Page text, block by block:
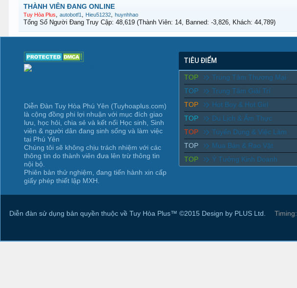
THÀNH VIÊN ĐANG ONLINE
Tuy Hòa Plus,autobotf1 , Hieu51232,huynhhao
Tổng Số Người Đang Truy Cập: 48,619 (Thành Viên: 14, Banned: -3,826, Khách: 44,789)
Diễn Đàn Tuy Hòa Phú Yên (Tuyhoaplus.com)
là cộng đồng phi lợi nhuận với mục đích giao
lưu, học hỏi, chia sẻ và kết nối Học sinh, Sinh
viên & người dân đang sinh sống và làm việc
tại Phú Yên
Chúng tôi sẽ không chịu trách nhiệm với các
thông tin do thành viên đưa lên trừ thông tin
nội bộ.
Phiên bản thử nghiệm, đang tiến hành xin cấp
giấy phép thiết lập MXH.
TIÊU ĐIỂM
TOP
Trung Tâm Thương Mại
TOP
Trung Tâm Giải Trí
TOP
Hot Boy & Hot Girl
TOP
Du Lịch & Ẩm Thực
TOP
Tuyển Dụng & Việc Làm
TOP
Mua Bán & Rao Vặt
TOP
Ý Tưởng Kinh Doanh
Diễn đàn sử dụng bản quyền thuộc về Tuy Hòa Plus™ ©2015 Design by PLUS Ltd. Timing: